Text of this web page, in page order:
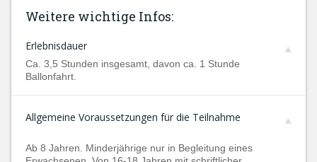
Weitere wichtige Infos:
Erlebnisdauer
Ca. 3,5 Stunden insgesamt, davon ca. 1 Stunde
Ballonfahrt.
Allgemeine Voraussetzungen für die Teilnahme
Ab 8 Jahren. Minderjährige nur in Begleitung eines